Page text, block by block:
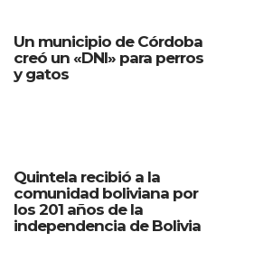
Un municipio de Córdoba
creó un «DNI» para perros
y gatos
Quintela recibió a la
comunidad boliviana por
los 201 años de la
independencia de Bolivia